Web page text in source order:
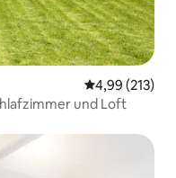
4,99 (213)
und Loft